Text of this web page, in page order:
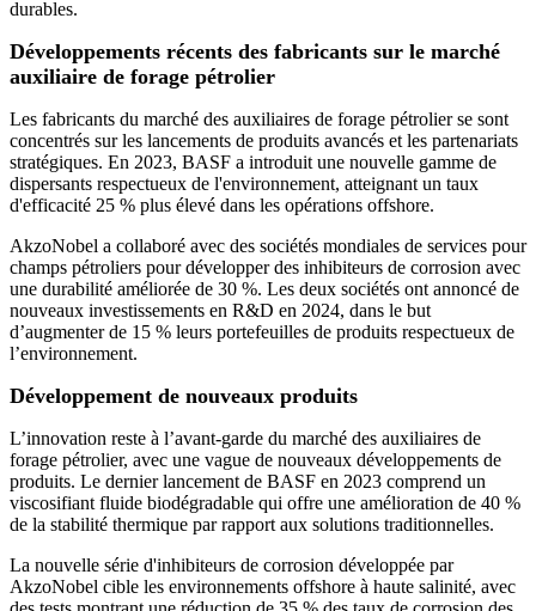
durables.
Développements récents des fabricants sur le marché
auxiliaire de forage pétrolier
Les fabricants du marché des auxiliaires de forage pétrolier se sont
concentrés sur les lancements de produits avancés et les partenariats
stratégiques. En 2023, BASF a introduit une nouvelle gamme de
dispersants respectueux de l'environnement, atteignant un taux
d'efficacité 25 % plus élevé dans les opérations offshore.
AkzoNobel a collaboré avec des sociétés mondiales de services pour
champs pétroliers pour développer des inhibiteurs de corrosion avec
une durabilité améliorée de 30 %. Les deux sociétés ont annoncé de
nouveaux investissements en R&D en 2024, dans le but
d’augmenter de 15 % leurs portefeuilles de produits respectueux de
l’environnement.
Développement de nouveaux produits
L’innovation reste à l’avant-garde du marché des auxiliaires de
forage pétrolier, avec une vague de nouveaux développements de
produits. Le dernier lancement de BASF en 2023 comprend un
viscosifiant fluide biodégradable qui offre une amélioration de 40 %
de la stabilité thermique par rapport aux solutions traditionnelles.
La nouvelle série d'inhibiteurs de corrosion développée par
AkzoNobel cible les environnements offshore à haute salinité, avec